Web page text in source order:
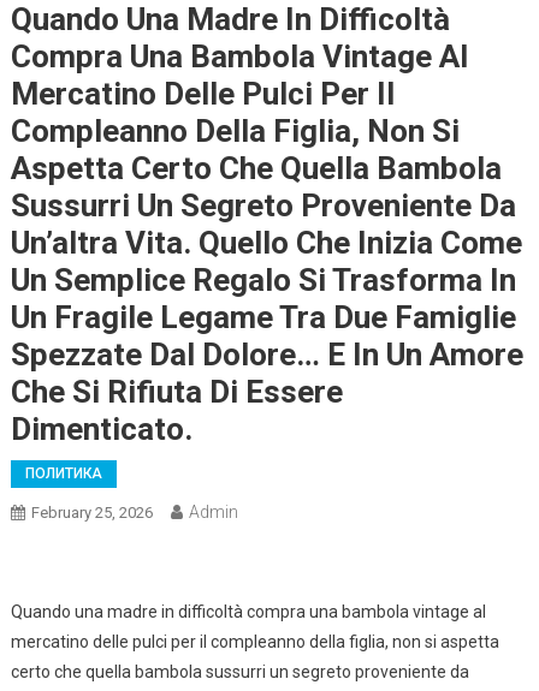
Quando Una Madre In Difficoltà
Compra Una Bambola Vintage Al
Mercatino Delle Pulci Per Il
Compleanno Della Figlia, Non Si
Aspetta Certo Che Quella Bambola
Sussurri Un Segreto Proveniente Da
Un’altra Vita. Quello Che Inizia Come
Un Semplice Regalo Si Trasforma In
Un Fragile Legame Tra Due Famiglie
Spezzate Dal Dolore… E In Un Amore
Che Si Rifiuta Di Essere
Dimenticato.
ПОЛИТИКА
February 25, 2026 Admin
Quando una madre in difficoltà compra una bambola vintage al
mercatino delle pulci per il compleanno della figlia, non si aspetta
certo che quella bambola sussurri un segreto proveniente da